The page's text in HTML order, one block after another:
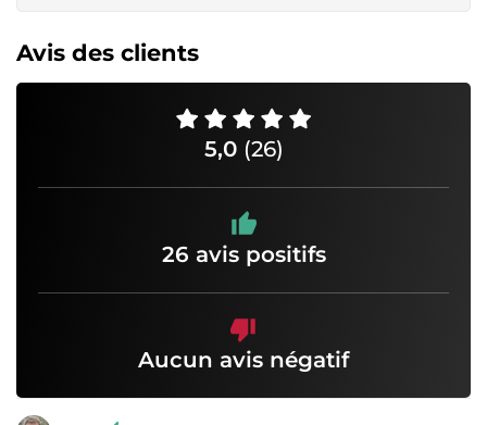
Avis des clients
5,0 (26)
26 avis positifs
Aucun avis négatif